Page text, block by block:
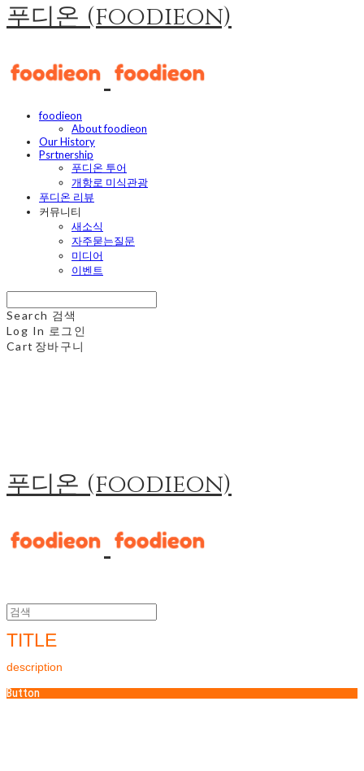
푸디온 (foodieon)
foodieon
About foodieon
Our History
Psrtnership
푸디온 투어
개항로 미식관광
푸디온 리뷰
커뮤니티
새소식
자주묻는질문
미디어
이벤트
Search 검색
Log In 로그인
Cart 장바구니
푸디온 (foodieon)
TITLE
description
Button